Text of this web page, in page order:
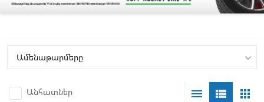
Անհատներ apps
view_list
menu